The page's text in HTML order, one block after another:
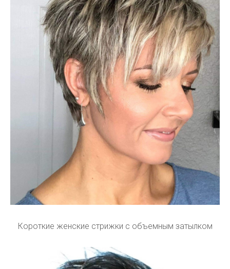
Короткие женские стрижки с объемным затылком